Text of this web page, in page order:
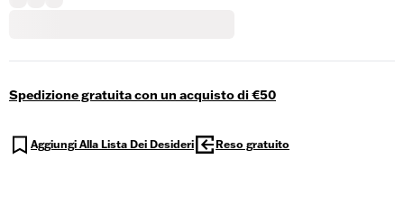
Spedizione gratuita con un acquisto di €50
Aggiungi Alla Lista Dei Desideri Reso gratuito